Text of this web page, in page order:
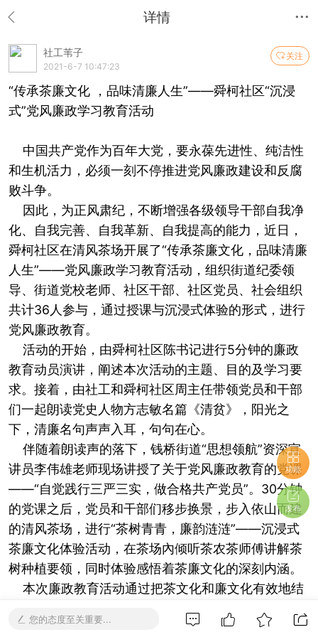
详情
关注
社工苇子
2021-6-7 10:47:23
“传承茶廉文化 ，品味清廉人生”——舜柯社区“沉浸
式”党风廉政学习教育活动
中国共产党作为百年大党，要永葆先进性、纯洁性
和生机活力，必须一刻不停推进党风廉政建设和反腐
败斗争。
因此，为正风肃纪，不断增强各级领导干部自我净
化、自我完善、自我革新、自我提高的能力，近日，
舜柯社区在清风茶场开展了“传承茶廉文化，品味清廉
人生”——党风廉政学习教育活动，组织街道纪委领
导、街道党校老师、社区干部、社区党员、社会组织
共计36人参与，通过授课与沉浸式体验的形式，进行
党风廉政教育。
活动的开始，由舜柯社区陈书记进行5分钟的廉政
教育动员演讲，阐述本次活动的主题、目的及学习要
求。接着，由社工和舜柯社区周主任带领党员和干部
们一起朗读党史人物方志敏名篇《清贫》，阳光之
下，清廉名句声声入耳，句句在心。
伴随着朗读声的落下，钱桥街道“思想领航”资深宣
讲员李伟雄老师现场讲授了关于党风廉政教育的党课
——“自觉践行三严三实，做合格共产党员”。30分钟
的党课之后，党员和干部们移步换景，步入依山而建
的清风茶场，进行“茶树青青，廉韵涟涟”——沉浸式
茶廉文化体验活动，在茶场內倾听茶农茶师傅讲解茶
树种植要领，同时体验感悟着茶廉文化的深刻内涵。
本次廉政教育活动通过把茶文化和廉文化有效地结
色廉洁文化迈出了坚实的一步。
您的态度至关重要...
功能
发布